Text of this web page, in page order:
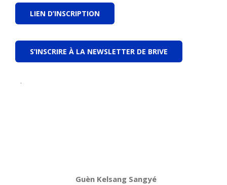
LIEN D’INSCRIPTION
S’INSCRIRE À LA NEWSLETTER DE BRIVE
.
Guèn Kelsang Sangyé